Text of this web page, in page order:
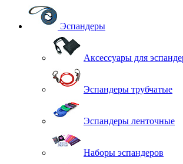
Эспандеры
Аксессуары для
Эспандеры трубчатые
Эспандеры ленточные
Наборы эспандеров